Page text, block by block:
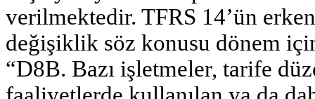
verilmektedir. TFRS 14’ün
değişiklik söz konusu dönem
“D8B. Bazı işletmeler, tarife